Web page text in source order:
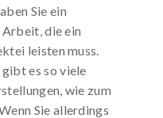
Sie ein
die ein
leisten muss.
es so viele
wie zum
Sie allerdings